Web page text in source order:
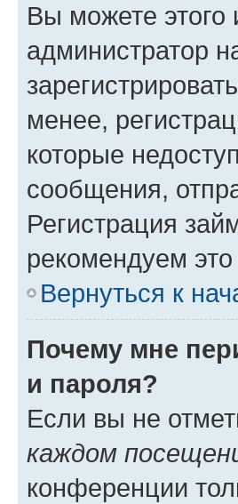
Вы можете этого
администратор
менее,
которые
сообщения,
Регистрация
рекомендуем это
Вернуться к
Почему мне
и пароля?
Если вы не
каждом
конференции